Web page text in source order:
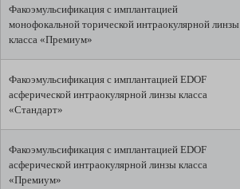
Факоэмульсификация с имплантацией
монофокальной торической интраокулярной линзы
класса «Премиум»
Факоэмульсификация с имплантацией EDOF
асферической интраокулярной линзы класса
«Стандарт»
Факоэмульсификация с имплантацией EDOF
асферической интраокулярной линзы класса
«Премиум»